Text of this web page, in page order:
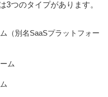
3つのタイプがあります。
（別名SaaSプラットフォー
ム